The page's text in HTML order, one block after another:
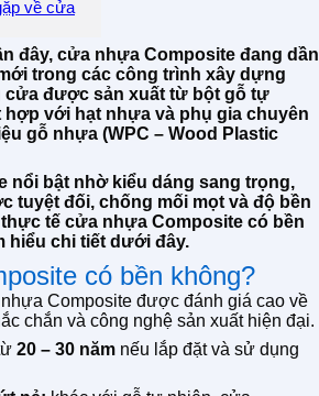
về cửa
đây, cửa nhựa Composite đang dần
trong các công trình xây dựng
cửa được sản xuất từ bột gỗ tự
hợp với hạt nhựa và phụ gia chuyên
gỗ nhựa (WPC – Wood Plastic
nổi bật nhờ kiểu dáng sang trọng,
tuyệt đối, chống mối mọt và độ bền
tế cửa nhựa Composite có bền
hiểu chi tiết dưới đây.
có bền không?
Composite được đánh giá cao về
chắn và công nghệ sản xuất hiện đại.
20 – 30 năm nếu lắp đặt và sử dụng